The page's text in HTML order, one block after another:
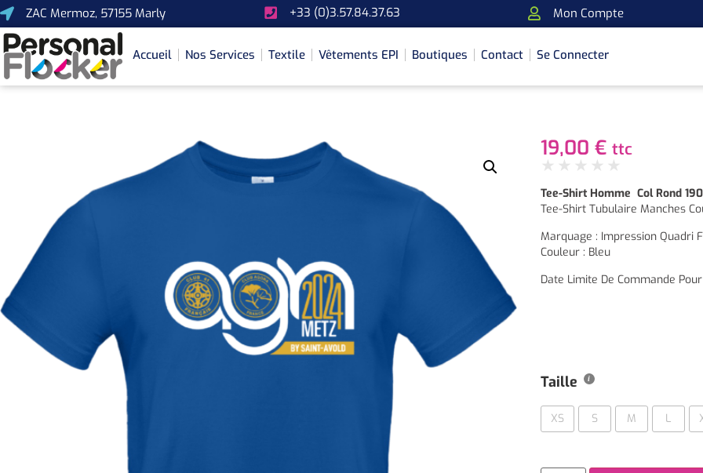
ZAC Mermoz, 57155 Marly +33 (0)3.57.84.37.63 Mon Compte
Accueil Nos Services Textile Vêtements EPI Boutiques Contact Se Connecter
19,00 € ttc
★ ★ ★ ★ ★
Tee-Shirt Homme Col Rond 190
Tee-Shirt Tubulaire Manches
Marquage : Impression Quadri
Couleur : Bleu
Date Limite De Commande
Taille
XS S M L